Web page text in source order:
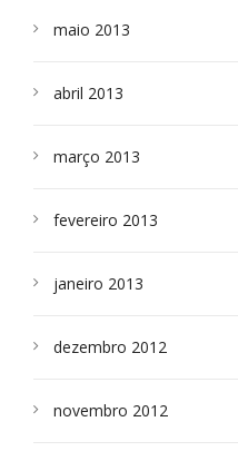
maio 2013
abril 2013
março 2013
fevereiro 2013
janeiro 2013
dezembro 2012
novembro 2012